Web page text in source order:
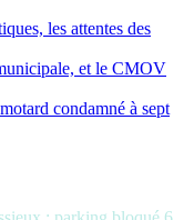
les attentes des
et le CMOV
condamné à sept